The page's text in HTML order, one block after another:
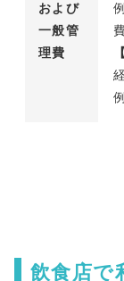
および
一般管
理費
飲食店で